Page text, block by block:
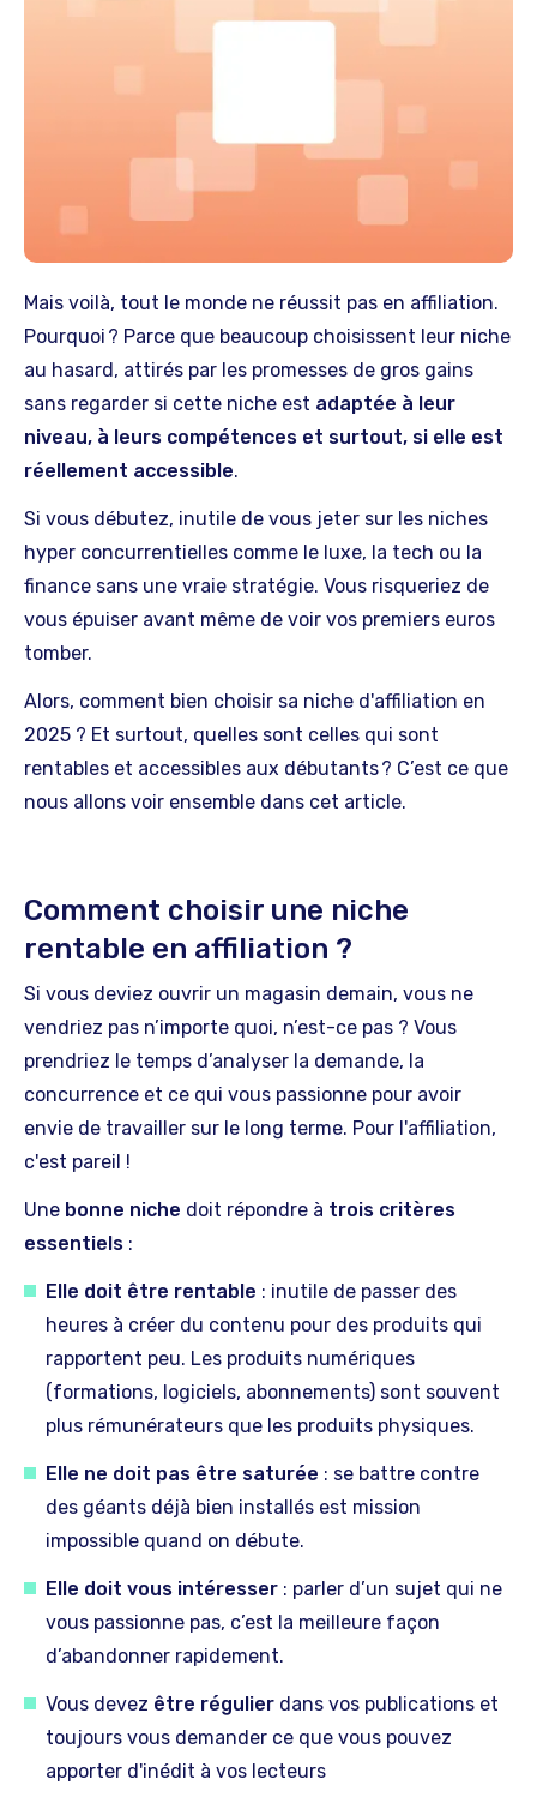
Mais voilà, tout le monde ne réussit pas en affiliation.
Pourquoi ? Parce que beaucoup choisissent leur niche
au hasard, attirés par les promesses de gros gains
sans regarder si cette niche est adaptée à leur
niveau, à leurs compétences et surtout, si elle est
réellement accessible.
Si vous débutez, inutile de vous jeter sur les niches
hyper concurrentielles comme le luxe, la tech ou la
finance sans une vraie stratégie. Vous risqueriez de
vous épuiser avant même de voir vos premiers euros
tomber.
Alors, comment bien choisir sa niche d'affiliation en
2025 ? Et surtout, quelles sont celles qui sont
rentables et accessibles aux débutants ? C’est ce que
nous allons voir ensemble dans cet article.
Comment choisir une niche
rentable en affiliation ?
Si vous deviez ouvrir un magasin demain, vous ne
vendriez pas n’importe quoi, n’est-ce pas ? Vous
prendriez le temps d’analyser la demande, la
concurrence et ce qui vous passionne pour avoir
envie de travailler sur le long terme. Pour l'affiliation,
c'est pareil !
Une bonne niche doit répondre à trois critères
essentiels :
Elle doit être rentable : inutile de passer des
heures à créer du contenu pour des produits qui
rapportent peu. Les produits numériques
(formations, logiciels, abonnements) sont souvent
plus rémunérateurs que les produits physiques.
Elle ne doit pas être saturée : se battre contre
des géants déjà bien installés est mission
impossible quand on débute.
Elle doit vous intéresser : parler d’un sujet qui ne
vous passionne pas, c’est la meilleure façon
d’abandonner rapidement.
Vous devez être régulier dans vos publications et
toujours vous demander ce que vous pouvez
apporter d'inédit à vos lecteurs